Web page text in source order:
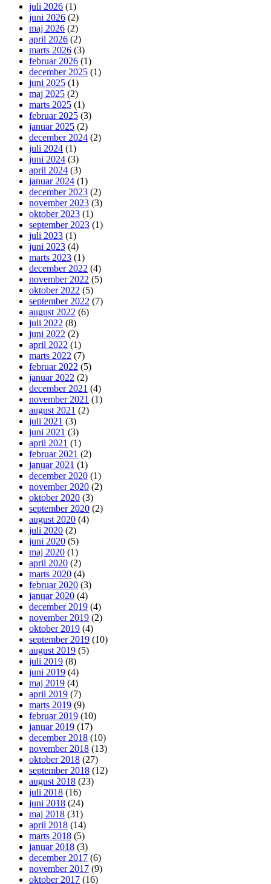
juli 2026 (1)
juni 2026 (2)
maj 2026 (2)
april 2026 (2)
marts 2026 (3)
februar 2026 (1)
december 2025 (1)
juni 2025 (1)
maj 2025 (2)
marts 2025 (1)
februar 2025 (3)
januar 2025 (2)
december 2024 (2)
juli 2024 (1)
juni 2024 (3)
april 2024 (3)
januar 2024 (1)
december 2023 (2)
november 2023 (3)
oktober 2023 (1)
september 2023 (1)
juli 2023 (1)
juni 2023 (4)
marts 2023 (1)
december 2022 (4)
november 2022 (5)
oktober 2022 (5)
september 2022 (7)
august 2022 (6)
juli 2022 (8)
juni 2022 (2)
april 2022 (1)
marts 2022 (7)
februar 2022 (5)
januar 2022 (2)
december 2021 (4)
november 2021 (1)
august 2021 (2)
juli 2021 (3)
juni 2021 (3)
april 2021 (1)
februar 2021 (2)
januar 2021 (1)
december 2020 (1)
november 2020 (2)
oktober 2020 (3)
september 2020 (2)
august 2020 (4)
juli 2020 (2)
juni 2020 (5)
maj 2020 (1)
april 2020 (2)
marts 2020 (4)
februar 2020 (3)
januar 2020 (4)
december 2019 (4)
november 2019 (2)
oktober 2019 (4)
september 2019 (10)
august 2019 (5)
juli 2019 (8)
juni 2019 (4)
maj 2019 (4)
april 2019 (7)
marts 2019 (9)
februar 2019 (10)
januar 2019 (17)
december 2018 (10)
november 2018 (13)
oktober 2018 (27)
september 2018 (12)
august 2018 (23)
juli 2018 (16)
juni 2018 (24)
maj 2018 (31)
april 2018 (14)
marts 2018 (5)
januar 2018 (3)
december 2017 (6)
november 2017 (9)
oktober 2017 (16)